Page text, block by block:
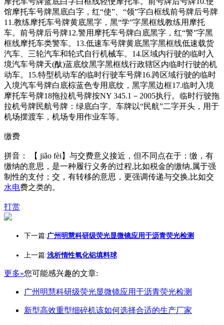
馆摩托车号牌黑底白字，红“使”、“领”字白框线前号牌后号牌
11.教练摩托车号牌黄底黑字，黑“学”字黑框线教练用摩托
车。前号牌后号牌12.警用摩托车号牌白底黑字，红“警”字黑
框线摩托车类警车。13.低速车号牌黄底黑字黑框线低速载货
汽车、三轮汽车和轮式自行机械车。14.区域内行驶的临时入
境汽车号牌天(酞)蓝底纹黑字黑框线行政辖区内临时行驶的机
动车。15.特型机动车的临时行驶车号牌16.跨区域行驶的临时
入境汽车号牌白底棕蓝色专用底纹，黑字黑边框17.临时入境
摩托车号牌18拖拉机号牌按NY 345.1－2005执行。临时行驶拖
拉机号牌民航号牌：绿底白字。车牌以“民航”二字开头，用于
机场摆渡车，机场专用作业车等。
缴费
拼音： 【 jiǎo fèi】与交费意义接近，但不同点在于：缴，有
缴纳的意思，是一种履行义务的过程,比如税金的缴纳,属于强
制性的支付；交，有转移的意思，更强调传递与交换,比如交
水电费之类的。
打赏
下一篇:广州明慧科研级荧光显微镜应用于沥青荧光检测
上一篇:浅析惰性氧化铝填料球
更多»您可能感兴趣的文章:
广州明慧科研级荧光显微镜应用于沥青荧光检测
新型高效重型细碎机该如何选择合适的生产厂家